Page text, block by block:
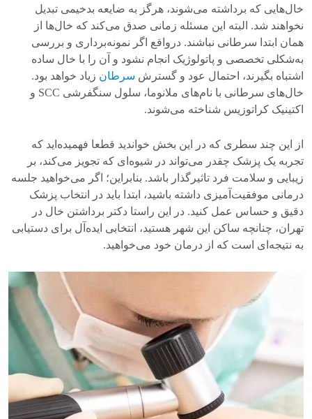
خال‌هایی که برداشته می‌شوند، هرگز به ضایعه بدخیمی تبدیل
نخواهند شد. البته این مسئله زمانی صدق می‌کند که خال‌ها از
همان ابتدا سرطانی نباشند. درواقع اگر نمونه‌برداری و بررسی
به‌شکلی تخصصی و پاتولوژیک انجام نشود و آن را با خال ساده
اشتباه بگیرند، احتمال عود و گسترش سرطان زیاد خواهد بود.
خال‌های سرطانی با نام‌های ملانوما، سلول سنگفرشی SCC و
اکتینیک کراتوزیس شناخته می‌شوند.
از این چند سطری که در این بخش خواندید قطعا فهمیده‌اید که
تجربه یک پزشک چقدر می‌تواند در شیوه‌ای که تجویز می‌کند، بر
زیبایی و سلامت فرد تاثیرگذار باشد. بنابراین؛ اگر می‌خواهید جلسه
درمانی موفقیت‌آمیزی داشته باشید، ابتدا باید در انتخاب پزشک
دقیق و حساس عمل کنید. در این راستا دکتر برداشتن خال در
تهران، چنانچه ساکن این شهر هستید، انتخابی ایده‌آل برای دستیابی
به نتیجه‌ای است که از درمان خود می‌خواهید.